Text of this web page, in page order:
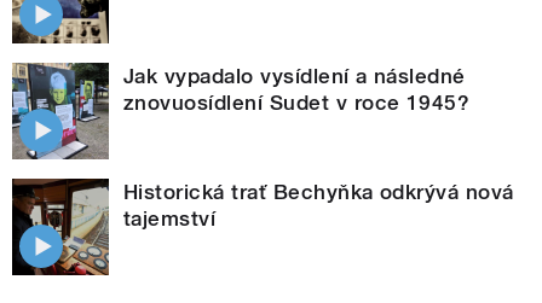
Jak vypadalo vysídlení a následné
znovuosídlení Sudet v roce 1945?
Historická trať Bechyňka odkrývá nová
tajemství